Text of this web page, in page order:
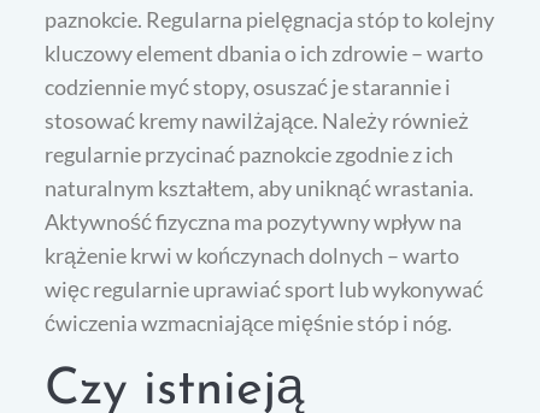
paznokcie. Regularna pielęgnacja stóp to kolejny
kluczowy element dbania o ich zdrowie – warto
codziennie myć stopy, osuszać je starannie i
stosować kremy nawilżające. Należy również
regularnie przycinać paznokcie zgodnie z ich
naturalnym kształtem, aby uniknąć wrastania.
Aktywność fizyczna ma pozytywny wpływ na
krążenie krwi w kończynach dolnych – warto
więc regularnie uprawiać sport lub wykonywać
ćwiczenia wzmacniające mięśnie stóp i nóg.
Czy istnieją